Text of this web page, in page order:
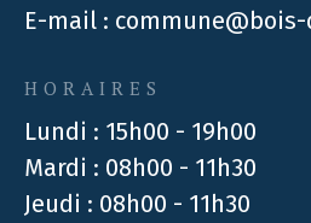
E-mail :
HORAIRES
Lundi : 15h00 - 19h00
Mardi : 08h00 - 11h30
Jeudi : 08h00 - 11h30